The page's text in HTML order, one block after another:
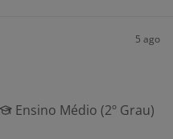
5 ago
Ensino Médio (2º Grau)